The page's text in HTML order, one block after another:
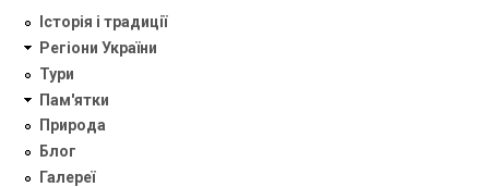
Історія і традиції
Регіони України
Тури
Пам'ятки
Природа
Блог
Галереї